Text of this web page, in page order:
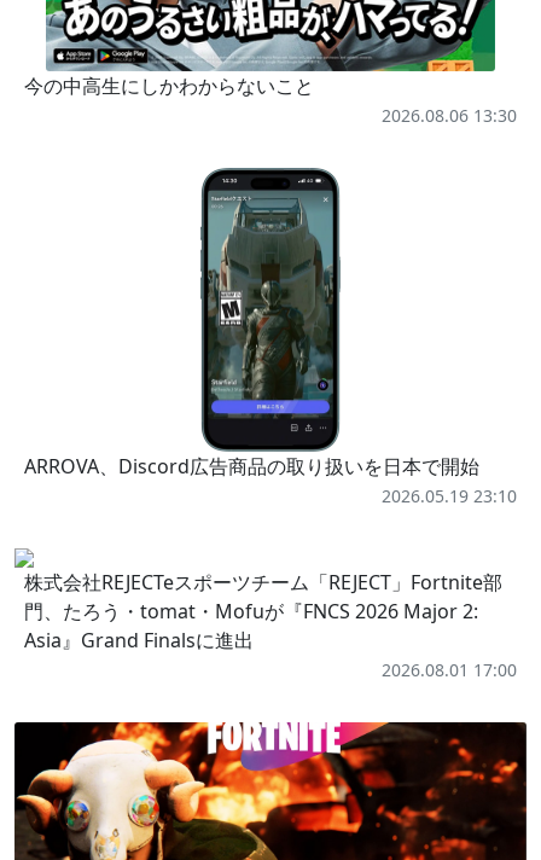
今の中高生にしかわからないこと
2026.08.06 13:30
ARROVA、Discord広告商品の取り扱いを日本で開始
2026.05.19 23:10
株式会社REJECTeスポーツチーム「REJECT」Fortnite部
門、たろう・tomat・Mofuが『FNCS 2026 Major 2:
Asia』Grand Finalsに進出
2026.08.01 17:00